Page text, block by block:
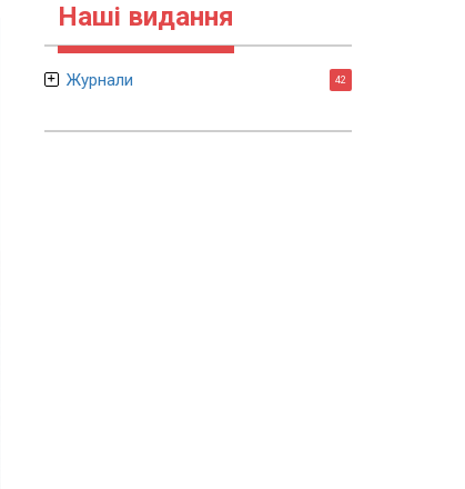
Наші видання
Журнали 42